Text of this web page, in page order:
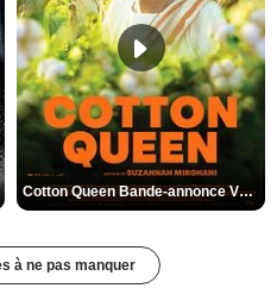
Cotton Queen Bande-annonce VO STFR
à ne pas manquer